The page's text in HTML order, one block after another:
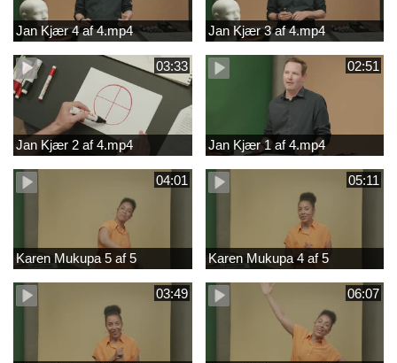
Jan Kjær 4 af 4.mp4 Jan Kjær 3 af 4.mp4
03:33
Jan Kjær 2 af 4.mp4
02:51
Jan Kjær 1 af 4.mp4
04:01
Karen Mukupa 5 af 5
05:11
Karen Mukupa 4 af 5
03:49 06:07